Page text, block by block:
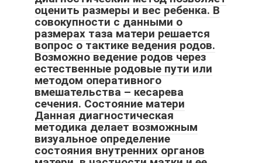
оценить размеры и вес ребенка. В
совокупности с данными о
размерах таза матери решается
вопрос о тактике ведения родов.
Возможно ведение родов через
естественные родовые пути или
методом оперативного
вмешательства – кесарева
сечения. Состояние матери
Данная диагностическая
методика делает возможным
визуальное определение
состояния внутренних органов